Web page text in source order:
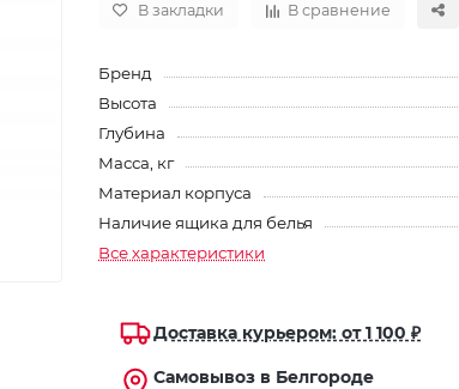
В закладки В сравнение
Бренд
Высота
Глубина
Масса, кг
Материал корпуса
Наличие ящика для белья
Все характеристики
Доставка курьером: от 1 100 ₽
Самовывоз в Белгороде